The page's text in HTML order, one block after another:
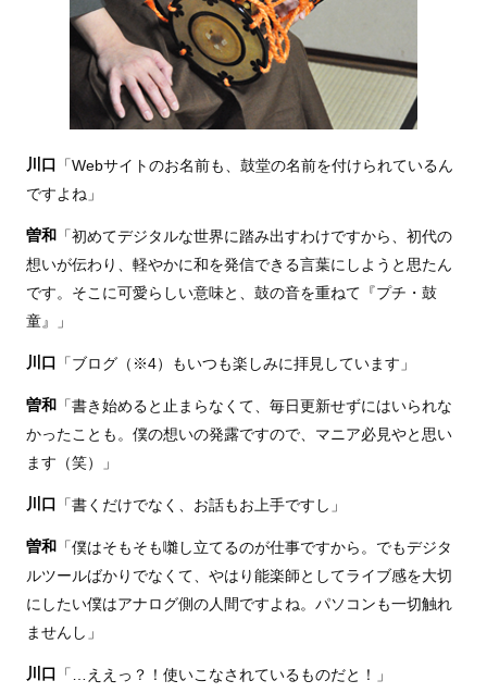
川口
「Webサイトのお名前も、鼓堂の名前を付けられているん
ですよね」
曽和「初めてデジタルな世界に踏み出すわけですから、初代の
想いが伝わり、軽やかに和を発信できる言葉にしようと思たん
です。そこに可愛らしい意味と、鼓の音を重ねて 『プチ・鼓
童』
」
川口 「ブログ（※4） もいつも楽しみに拝見しています」
曽和「書き始めると止まらなくて、毎日更新せずにはいられな
かったことも。僕の想いの発露ですので、マニア必見やと思い
ます（笑）」
川口 「書くだけでなく、お話もお上手ですし」
曽和「僕はそもそも囃し立てるのが仕事ですから。でもデジタ
ルツールばかりでなくて、やはり能楽師としてライブ感を大切
にしたい僕はアナログ側の人間ですよね。パソコンも一切触れ
ませんし」
川口 「…ええっ？！使いこなされているものだと！」